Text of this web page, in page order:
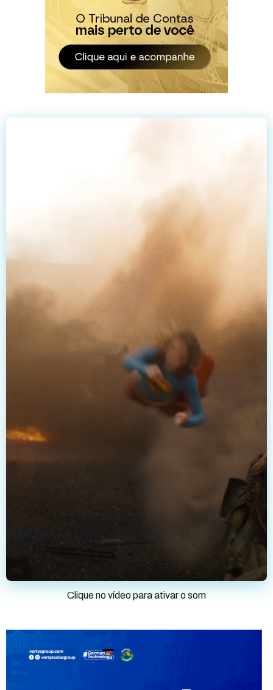
Clique no vídeo para ativar o som